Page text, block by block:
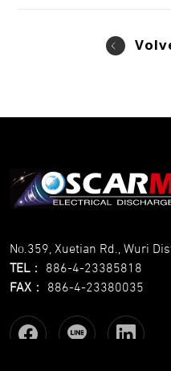
No.359, Xuetian Rd., Wuri
TEL： 886-4-23385818
FAX ： 886-4-23380035